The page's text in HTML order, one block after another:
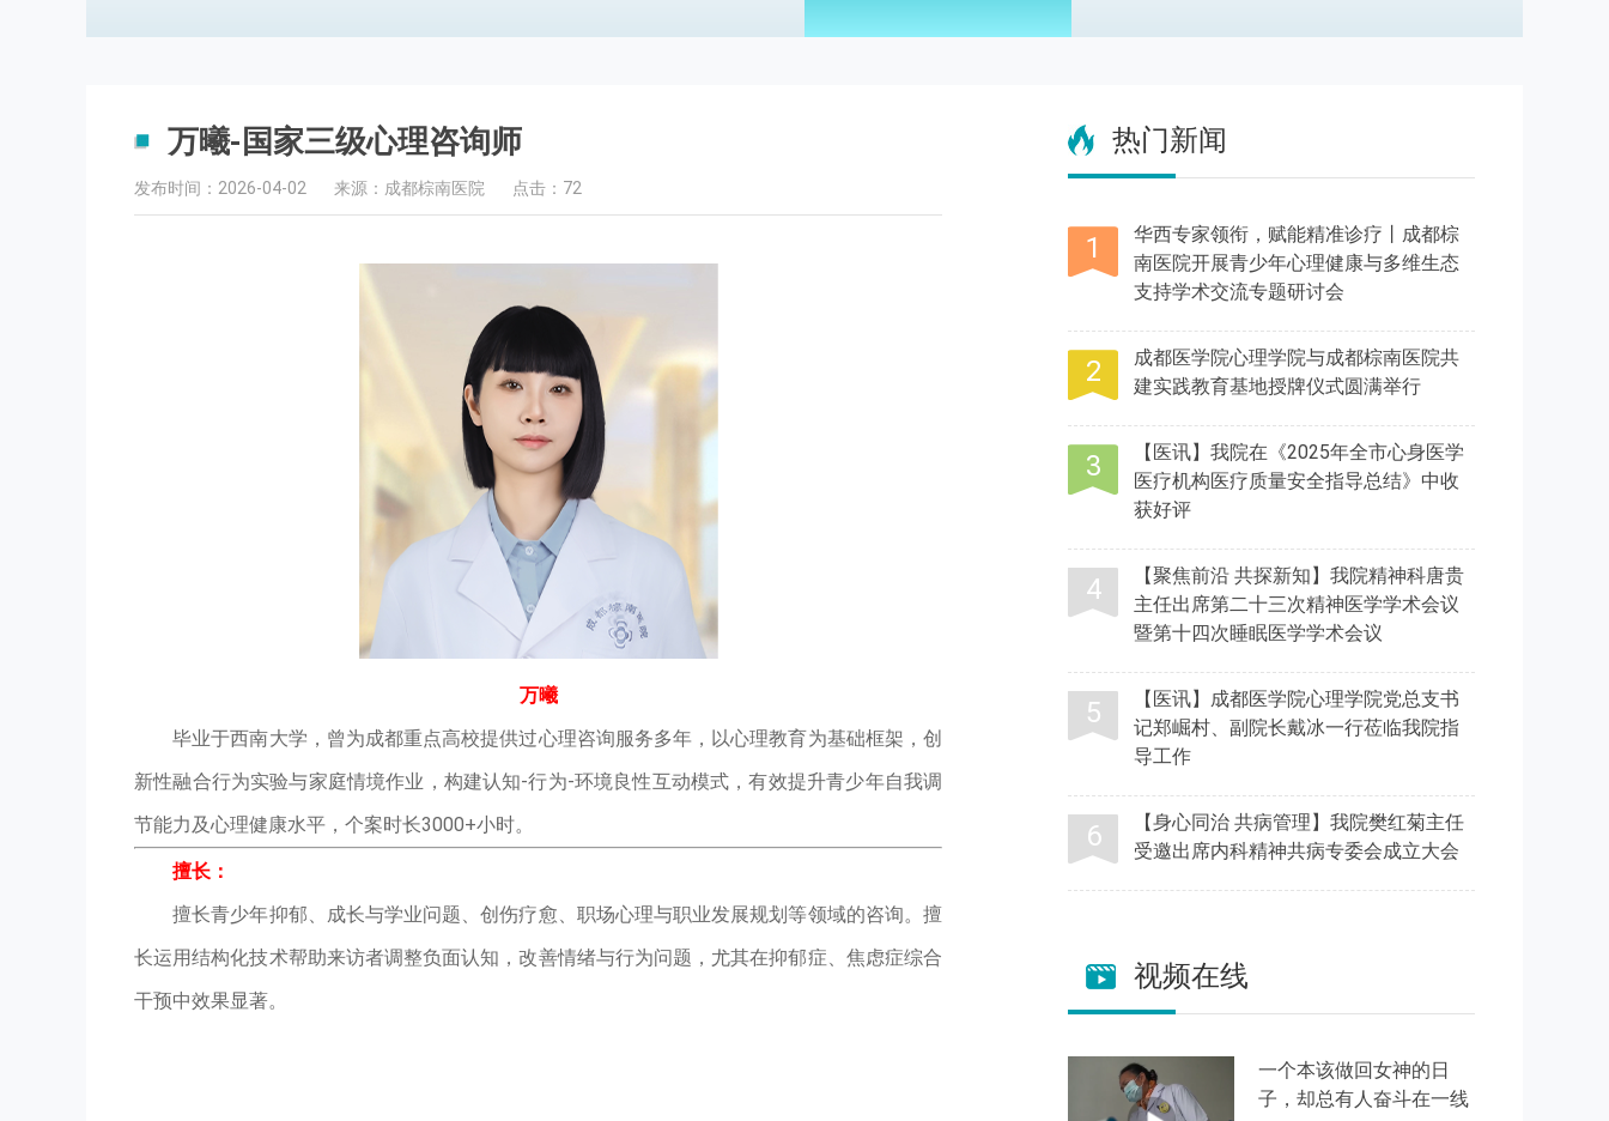
万曦-国家三级心理咨询师
发布时间：2026-04-02 来源：成都棕南医院 点击：72
万曦
毕业于西南大学，曾为成都重点高校提供过心理咨询服务多年，以心理教育为基础框架，创
新性融合行为实验与家庭情境作业，构建认知-行为-环境良性互动模式，有效提升青少年自我调
节能力及心理健康水平，个案时长3000+小时。
擅长：
擅长青少年抑郁、成长与学业问题、创伤疗愈、职场心理与职业发展规划等领域的咨询。擅
长运用结构化技术帮助来访者调整负面认知，改善情绪与行为问题，尤其在抑郁症、焦虑症综合
干预中效果显著。
热门新闻
华西专家领衔，赋能精准诊疗丨成都棕
南医院开展青少年心理健康与多维生态
支持学术交流专题研讨会
成都医学院心理学院与成都棕南医院共
建实践教育基地授牌仪式圆满举行
【医讯】我院在《2025年全市心身医学
医疗机构医疗质量安全指导总结》中收
获好评
【聚焦前沿 共探新知】我院精神科唐贵
主任出席第二十三次精神医学学术会议
暨第十四次睡眠医学学术会议
【医讯】成都医学院心理学院党总支书
记郑崛村、副院长戴冰一行莅临我院指
导工作
【身心同治 共病管理】我院樊红菊主任
受邀出席内科精神共病专委会成立大会
视频在线
一个本该做回女神的日
子，却总有人奋斗在一线